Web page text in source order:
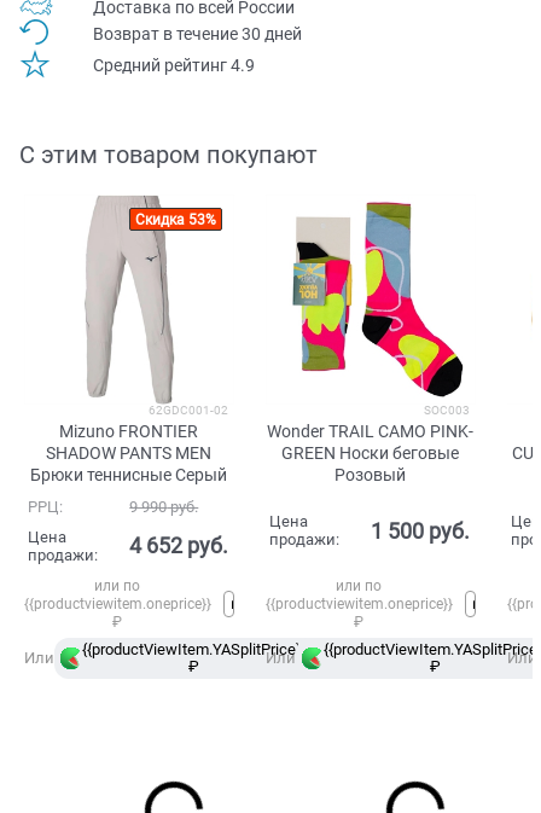
Доставка по всей Pоссии
Возврат в течение 30 дней
Средний рейтинг 4.9
С этим товаром покупают
Скидка 53%
62GDC001-02
Mizuno FRONTIER
SHADOW PANTS MEN
Брюки теннисные Серый
РРЦ: 9 990 руб.
Цена
продажи:
4 652 руб.
или по
{{productviewitem.oneprice}}
₽
Или
{{productViewItem.YASplitPrice}}
₽
в
Сплит
SOC003
Wonder TRAIL CAMO PINK-
GREEN Носки беговые
Розовый
Цена
продажи:
1 500 руб.
или по
{{productviewitem.oneprice}}
₽
Или
₽
Или